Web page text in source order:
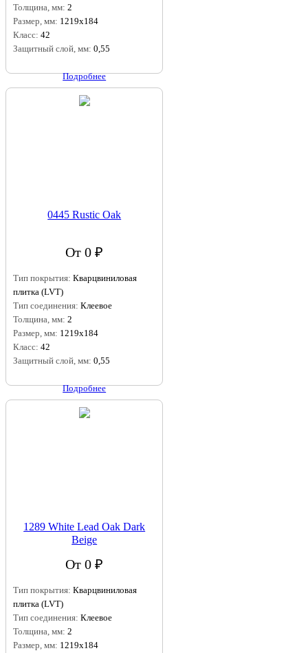
Толщина, мм: 2
Размер, мм: 1219x184
Класс: 42
Защитный слой, мм: 0,55
Подробнее
0445 Rustic Oak
От 0 ₽
Тип покрытия: Кварцвиниловая
плитка (LVT)
Тип соединения: Клеевое
Толщина, мм: 2
Размер, мм: 1219x184
Класс: 42
Защитный слой, мм: 0,55
Подробнее
1289 White Lead Oak Dark
Beige
От 0 ₽
Тип покрытия: Кварцвиниловая
плитка (LVT)
Тип соединения: Клеевое
Толщина, мм: 2
Размер, мм: 1219x184